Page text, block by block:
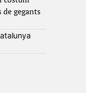
gegants